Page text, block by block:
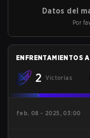
Datos del
Por
ENFRENTAMIENTOS
2 Victorias
feb. 08 - 2025, 03:00